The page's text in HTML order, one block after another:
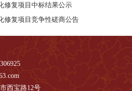
修复项目中标结果公示
修复项目竞争性磋商公告
西宝路12号